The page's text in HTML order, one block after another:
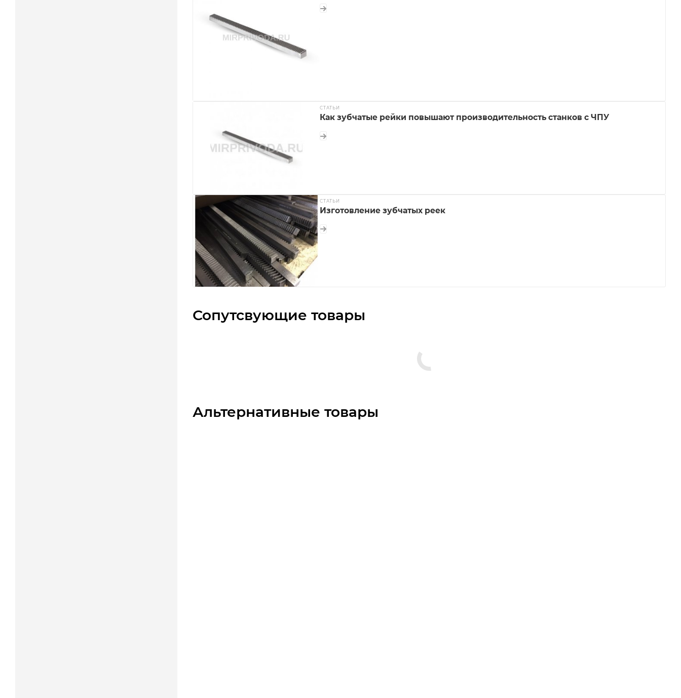
СТАТЬИ
Как зубчатые рейки повышают производительность станков с ЧПУ
СТАТЬИ
Изготовление зубчатых реек
Сопутсвующие товары
Альтернативные товары